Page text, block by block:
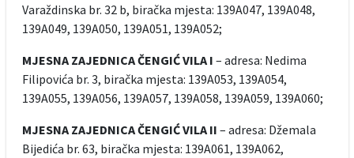
Varaždinska br. 32 b, biračka mjesta: 139A047, 139A048,
139A049, 139A050, 139A051, 139A052;
MJESNA ZAJEDNICA ČENGIĆ VILA I – adresa: Nedima
Filipovića br. 3, biračka mjesta: 139A053, 139A054,
139A055, 139A056, 139A057, 139A058, 139A059, 139A060;
MJESNA ZAJEDNICA ČENGIĆ VILA II – adresa: Džemala
Bijedića br. 63, biračka mjesta: 139A061, 139A062,